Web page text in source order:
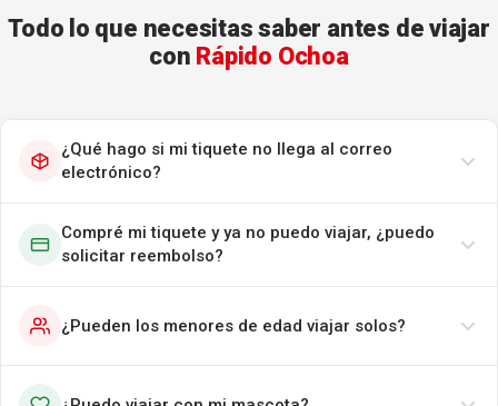
Todo lo que necesitas saber antes de viajar
con Rápido Ochoa
¿Qué hago si mi tiquete no llega al correo
electrónico?
Compré mi tiquete y ya no puedo viajar, ¿puedo
solicitar reembolso?
¿Pueden los menores de edad viajar solos?